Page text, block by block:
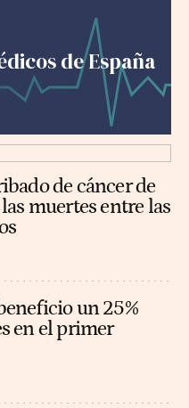
de España
de cáncer de
muertes entre las
un 25%
en el primer